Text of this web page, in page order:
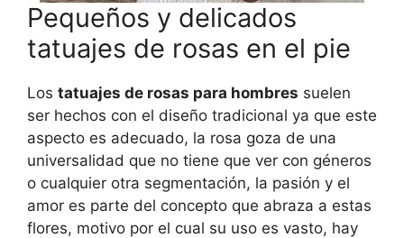
Pequeños y delicados
tatuajes de rosas en el pie
Los tatuajes de rosas para hombres suelen
ser hechos con el diseño tradicional ya que este
aspecto es adecuado, la rosa goza de una
universalidad que no tiene que ver con géneros
o cualquier otra segmentación, la pasión y el
amor es parte del concepto que abraza a estas
flores, motivo por el cual su uso es vasto, hay